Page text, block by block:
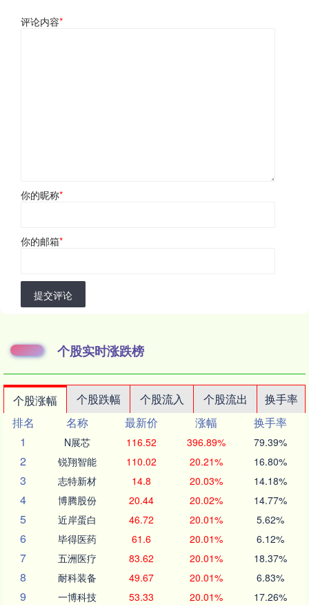
评论内容*
你的昵称*
你的邮箱*
提交评论
个股实时涨跌榜
个股涨幅 个股跌幅 个股流入 个股流出
换手率
排名
名称 最新价 涨幅
换手率
1
N展芯 116.52 396.89% 79.39%
2 锐翔智能 110.02 20.21% 16.80%
3 志特新材 14.8 20.03% 14.18%
4 博腾股份 20.44 20.02% 14.77%
5 近岸蛋白 46.72 20.01% 5.62%
6 毕得医药 61.6 20.01% 6.12%
7 五洲医疗 83.62 20.01% 18.37%
8 耐科装备 49.67 20.01% 6.83%
9 一博科技 53.33 20.01% 17.26%